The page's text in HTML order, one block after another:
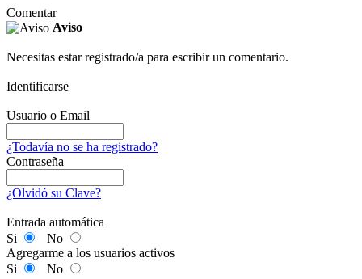
Comentar
Aviso
Necesitas estar registrado/a para escribir un comentario.
Identificarse
Usuario o Email
¿Todavía no se ha registrado?
Contraseña
¿Olvidó su Clave?
Entrada automática
Si
No
Agregarme a los usuarios activos
Si
No